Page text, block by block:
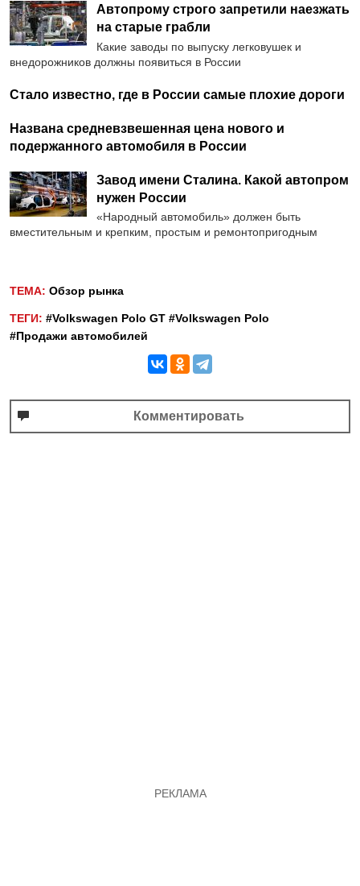
Автопрому строго запретили наезжать
на старые грабли
Какие заводы по выпуску легковушек и
внедорожников должны появиться в России
Стало известно, где в России самые плохие дороги
Названа средневзвешенная цена нового и
подержанного автомобиля в России
Завод имени Сталина. Какой автопром
нужен России
«Народный автомобиль» должен быть
вместительным и крепким, простым и ремонтопригодным
ТЕМА: Обзор рынка
ТЕГИ: #Volkswagen Polo GT #Volkswagen Polo
#Продажи автомобилей
Комментировать